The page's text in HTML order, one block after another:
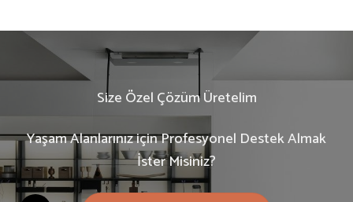
Size Özel Çözüm Üretelim
Yaşam Alanlarınız için Profesyonel Destek Almak
İster Misiniz?